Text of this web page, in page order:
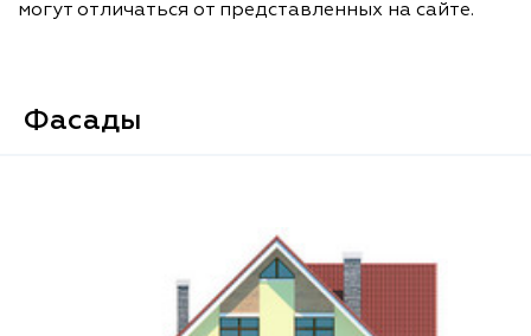
могут отличаться от представленных на сайте.
Фасады